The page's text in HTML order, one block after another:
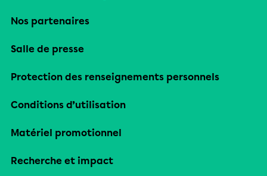
Nos partenaires
Salle de presse
Protection des renseignements personnels
Conditions d’utilisation
Matériel promotionnel
Recherche et impact